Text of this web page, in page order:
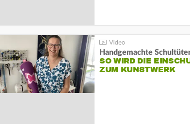
Handgemachte
SO WIRD DIE
ZUM KUNSTWERK